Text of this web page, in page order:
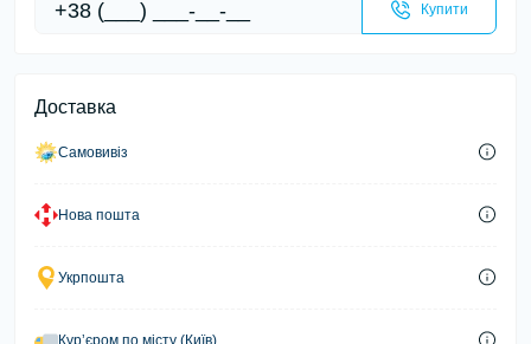
Купити
Доставка
Самовивіз
Нова пошта
Укрпошта
Курʼєром по місту (Київ)